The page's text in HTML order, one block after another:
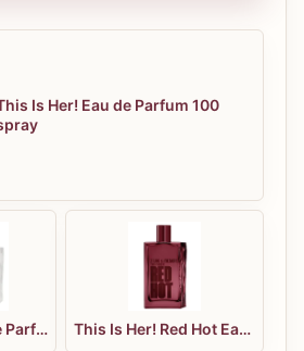
Is Her! Eau de Parfum 100
This Is Her! Eau de Parfum 50 spray This Is Her! Red Hot Eau de Parfum 100 spray